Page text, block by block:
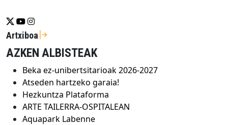
Se abrirá nueva ventana-twitter
Se abrirá nueva ventana-youtube
Se abrirá nueva ventana-instragram
Artxiboa
AZKEN ALBISTEAK
Beka ez-unibertsitarioak 2026-2027
Atseden hartzeko garaia!
Hezkuntza Plataforma
ARTE TAILERRA-OSPITALEAN
Aquapark Labenne